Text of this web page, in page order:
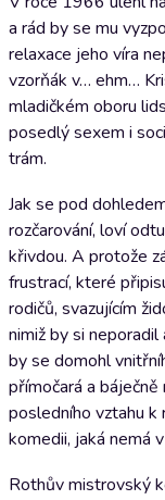
a rád by se mu
relaxace jeho víra
vzorňák v… ehm…
mladičkém oboru
posedlý sexem i
trám.
Jak se pod
rozčarování, loví
křivdou. A protože
frustrací, které
rodičů, svazujícím
nimiž by si
by se domohl
přímočará a
posledního vztahu k
komedii, jaká nemá
Rothův mistrovský